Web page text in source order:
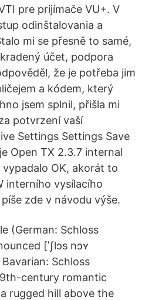
pre prijímače VU+. V
odinštalovania a
mi se přesně to samé,
účet, podpora
že je potřeba jim
a kódem, který
jsem splnil, přišla mi
potvrzení vaší
Settings Settings Save
Open TX 2.3.7 internal
OK, akorát to
interního vysílacího
zde v návodu výše.
(German: Schloss
[ˈʃlɔs nɔʏ
Bavarian: Schloss
century romantic
rugged hill above the